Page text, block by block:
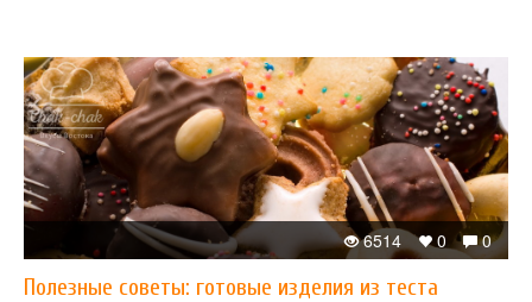
0
0
6514
Полезные советы: готовые изделия из теста